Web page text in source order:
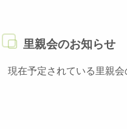
里親会のお知らせ
現在予定されている里親会